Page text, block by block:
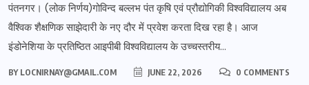
पंतनगर। (लोक निर्णय)गोविन्द बल्लभ पंत कृषि एवं प्रौद्योगिकी विश्वविद्यालय अब
वैश्विक शैक्षणिक साझेदारी के नए दौर में प्रवेश करता दिख रहा है। आज
इंडोनेशिया के प्रतिष्ठित आइपीबी विश्वविद्यालय के उच्चस्तरीय...
BY LOCNIRNAY@GMAIL.COM JUNE 22, 2026 0 COMMENTS